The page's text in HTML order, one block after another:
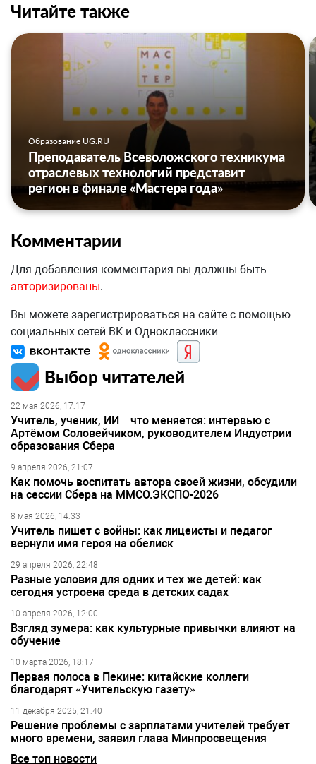
Читайте также
Образование UG.RU
Преподаватель Всеволожского техникума
отраслевых технологий представит
регион в финале «Мастера года»
Комментарии
Для добавления комментария вы должны быть
авторизированы.
Вы можете зарегистрироваться на сайте с помощью
социальных сетей ВК и Одноклассники
Выбор читателей
22 мая 2026, 17:17
Учитель, ученик, ИИ – что меняется: интервью с
Артёмом Соловейчиком, руководителем Индустрии
образования Сбера
9 апреля 2026, 21:07
Как помочь воспитать автора своей жизни, обсудили
на сессии Сбера на ММСО.ЭКСПО-2026
8 мая 2026, 14:33
Учитель пишет с войны: как лицеисты и педагог
вернули имя героя на обелиск
29 апреля 2026, 22:48
Разные условия для одних и тех же детей: как
сегодня устроена среда в детских садах
10 апреля 2026, 12:00
Взгляд зумера: как культурные привычки влияют на
обучение
10 марта 2026, 18:17
Первая полоса в Пекине: китайские коллеги
благодарят «Учительскую газету»
11 декабря 2025, 21:40
Решение проблемы с зарплатами учителей требует
много времени, заявил глава Минпросвещения
Все топ новости